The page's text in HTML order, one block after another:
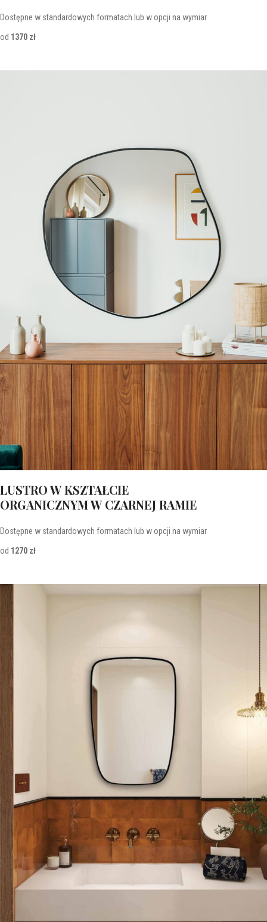
Dostępne w standardowych formatach lub w opcji na wymiar
od 1370 zł
LUSTRO W KSZTAŁCIE
ORGANICZNYM W CZARNEJ RAMIE
Dostępne w standardowych formatach lub w opcji na wymiar
od 1270 zł